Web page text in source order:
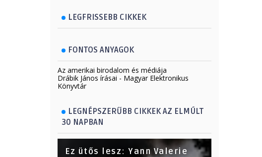
LEGFRISSEBB CIKKEK
FONTOS ANYAGOK
Az amerikai birodalom és médiája
Drábik János írásai - Magyar Elektronikus
Könyvtár
LEGNÉPSZERŰBB CIKKEK AZ ELMÚLT
30 NAPBAN
Ez ütős lesz: Yann Valerie